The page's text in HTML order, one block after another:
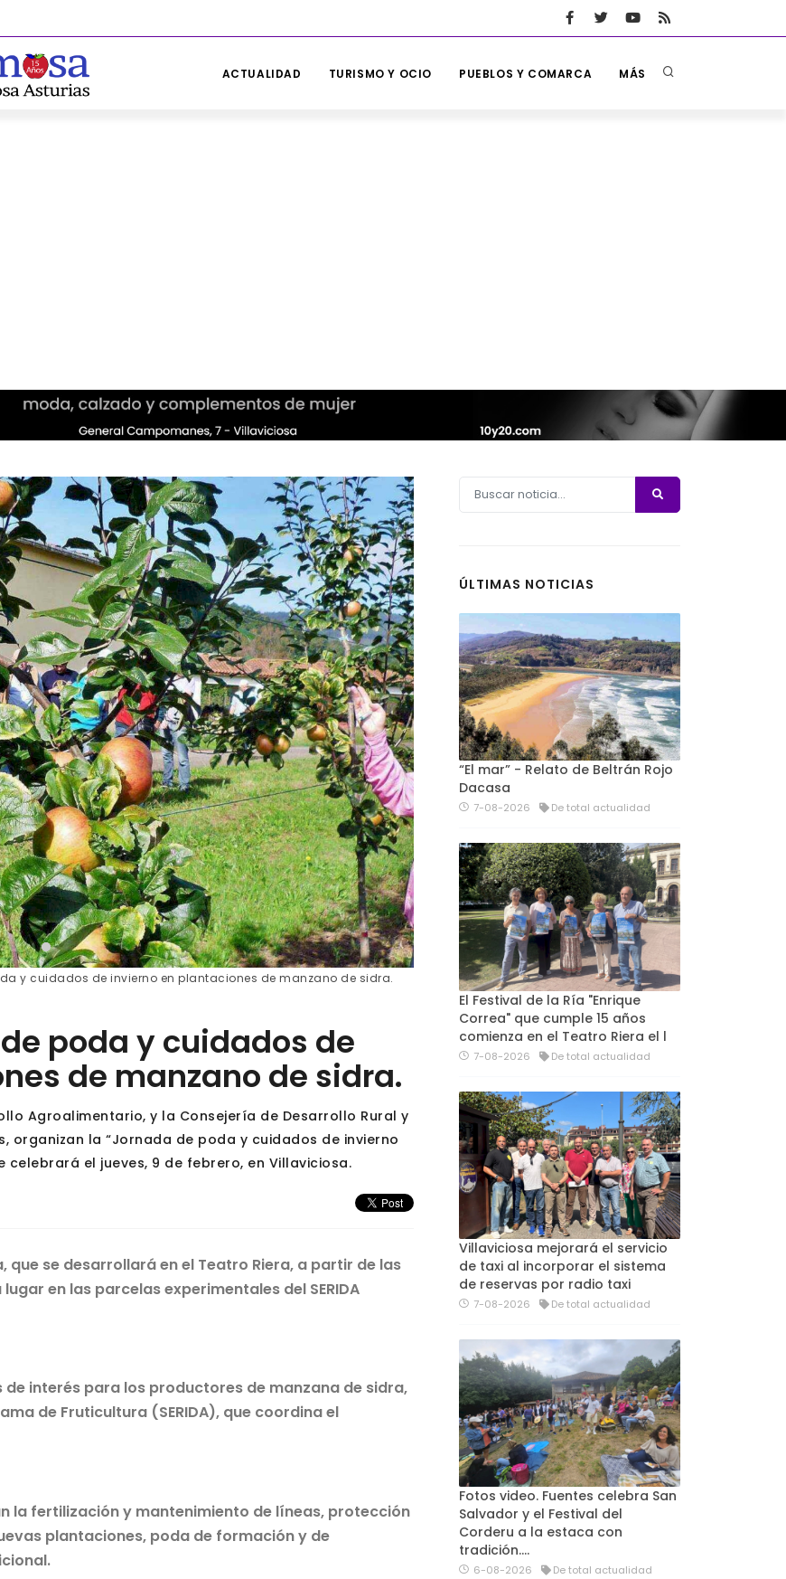
ACTUALIDAD TURISMO Y OCIO PUEBLOS Y COMARCA MÁS
y cuidados de invierno en plantaciones de manzano de sidra.
poda y cuidados de
de manzano de sidra.
Agroalimentario, y la Consejería de Desarrollo Rural y
organizan la “Jornada de poda y cuidados de invierno
el jueves, 9 de febrero, en Villaviciosa.
se desarrollará en el Teatro Riera, a partir de las
en las parcelas experimentales del SERIDA
interés para los productores de manzana de sidra,
de Fruticultura (SERIDA), que coordina el
la fertilización y mantenimiento de líneas, protección
plantaciones, poda de formación y de
ÚLTIMAS NOTICIAS
“El mar” - Relato de Beltrán Rojo
Dacasa
7-08-2026 De total actualidad
El Festival de la Ría "Enrique
Correa" que cumple 15 años
comienza en el Teatro Riera el l
7-08-2026 De total actualidad
Villaviciosa mejorará el servicio
de taxi al incorporar el sistema
de reservas por radio taxi
7-08-2026 De total actualidad
Fotos video. Fuentes celebra San
Salvador y el Festival del
Corderu a la estaca con
tradición....
6-08-2026 De total actualidad